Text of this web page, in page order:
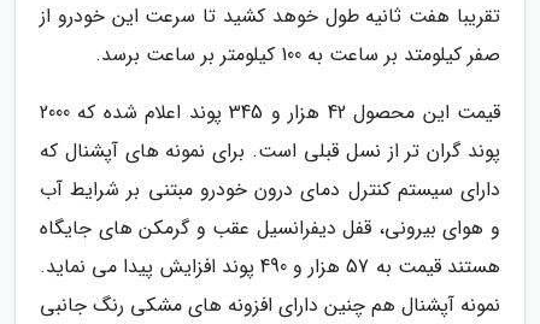
تقریبا هفت ثانیه طول خوهد کشید تا سرعت این خودرو از
صفر کیلومتد بر ساعت به 100 کیلومتر بر ساعت برسد.
قیمت این محصول 42 هزار و 345 پوند اعلام شده که 2000
پوند گران تر از نسل قبلی است. برای نمونه های آپشنال که
دارای سیستم کنترل دمای درون خودرو مبتنی بر شرایط آب
و هوای بیرونی، قفل دیفرانسیل عقب و گرمکن های جایگاه
هستند قیمت به 57 هزار و 490 پوند افزایش پیدا می نماید.
نمونه آپشنال هم چنین دارای افزونه های مشکی رنگ جانبی